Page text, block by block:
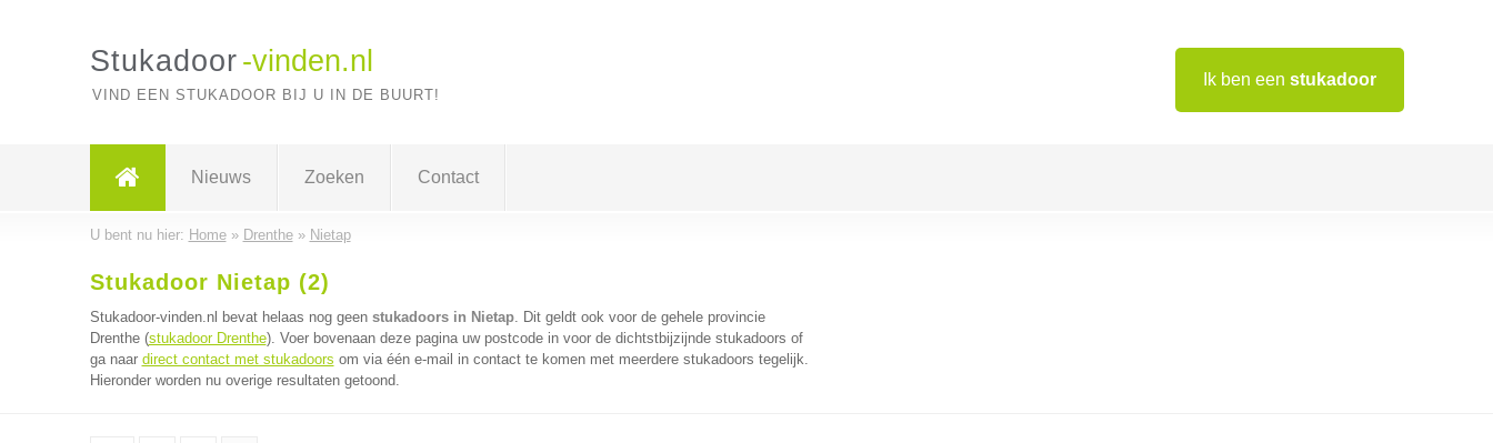
Ik ben een stukadoor
Stukadoor -vinden.nl
VIND EEN STUKADOOR BIJ U IN DE BUURT!
Nieuws Zoeken Contact
U bent nu hier: Home» Drenthe» Nietap
Stukadoor Nietap (2)
Stukadoor-vinden.nl bevat helaas nog geen stukadoors in Nietap. Dit geldt ook voor de gehele provincie
Drenthe (stukadoor Drenthe). Voer bovenaan deze pagina uw postcode in voor de dichtstbijzijnde stukadoors of
ga naar direct contact met stukadoors om via één e-mail in contact te komen met meerdere stukadoors tegelijk.
Hieronder worden nu overige resultaten getoond.